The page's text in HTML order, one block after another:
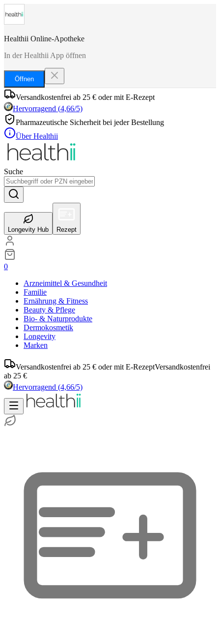
Healthii Online-Apotheke
In der Healthii App öffnen
Öffnen
Versandkostenfrei ab 25 € oder mit E-Rezept
Hervorragend (4,66/5)
Pharmazeutische Sicherheit bei jeder Bestellung
Über Healthii
Suche
Longevity Hub Rezept
0
Arzneimittel & Gesundheit
Familie
Ernährung & Fitness
Beauty & Pflege
Bio- & Naturprodukte
Dermokosmetik
Longevity
Marken
Versandkostenfrei ab 25 € oder mit E-RezeptVersandkostenfrei
ab 25 €
Hervorragend (4,66/5)